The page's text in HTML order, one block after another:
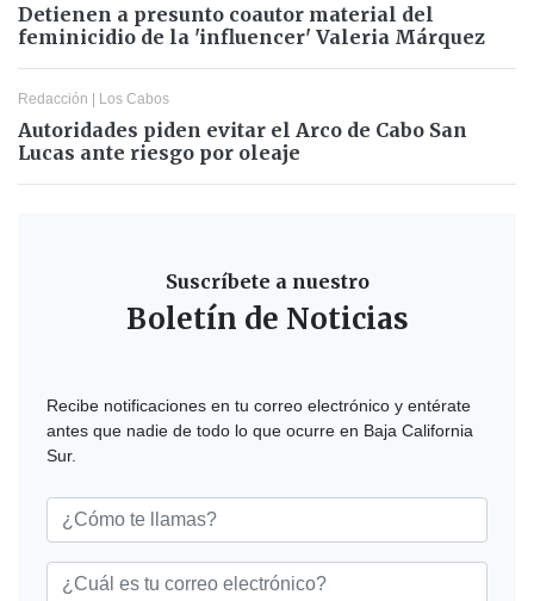
Detienen a presunto coautor material del
feminicidio de la 'influencer' Valeria Márquez
Redacción | Los Cabos
Autoridades piden evitar el Arco de Cabo San
Lucas ante riesgo por oleaje
Suscríbete a nuestro
Boletín de Noticias
Recibe notificaciones en tu correo electrónico y entérate
antes que nadie de todo lo que ocurre en Baja California
Sur.